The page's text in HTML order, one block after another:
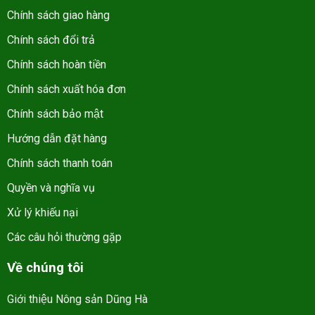
Chính sách giao hàng
Chính sách đổi trả
Chính sách hoàn tiền
Chính sách xuất hóa đơn
Chính sách bảo mật
Hướng dẫn đặt hàng
Chính sách thanh toán
Quyền và nghĩa vụ
Xử lý khiếu nại
Các câu hỏi thường gặp
Về chúng tôi
Giới thiệu Nông sản Dũng Hà